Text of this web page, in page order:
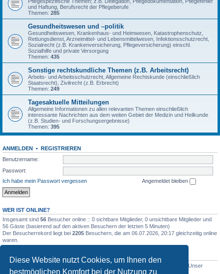
Diese Website nutzt Cookies, um Ihnen den
bestmöglichen Komfort bei der Nutzung zu
und Haftung, Berufsrecht der Pflegeberufe
Themen: 285
Gesundheitswesen und –politik
Gesundheitswesen, Krankenhaus- und Heimwesen, Katastrophenschutz,
Rettungsdienst, Arzneimittel- und Lebensmittelwesen, Infektionsschutzrecht,
Sozialrecht (z.B. Krankenversicherung, Pflegeversicherung) einschl.
Sozialhilfe und private Versorgung
Themen: 435
Sonstige rechtskundliche Themen (z.B. Arbeitsrecht)
Arbeits- und Arbeitsschutzrecht, Allgemeine Rechtskunde (einschließlich
Staatsrecht), Zivilrecht (z.B. Erbrecht)
Themen: 249
Tagesaktuelle Mitteilungen
Allgemeine Informationen zu allen relevanten Themen einschließlich
interessante Nachrichten aus dem weiten Gebiet der Medizin und Heilkunde
(z.B. Studien- und Forschungsergebnisse)
Themen: 395
ANMELDEN • REGISTRIEREN
Benutzername:
Passwort:
Ich habe mein Passwort vergessen
Angemeldet bleiben
WER IST ONLINE?
Insgesamt sind 56 Besucher online :: 0 sichtbare Mitglieder, 0 unsichtbare Mitglieder und
56 Gäste (basierend auf den aktiven Besuchern der letzten 5 Minuten)
Der Besucherrekord liegt bei 2205 Besuchern, die am 06.07.2026, 20:17 gleichzeitig online
waren.
STATISTIK
• Themen insgesamt
• Unser
neuestes Mitglied:WernerSchell